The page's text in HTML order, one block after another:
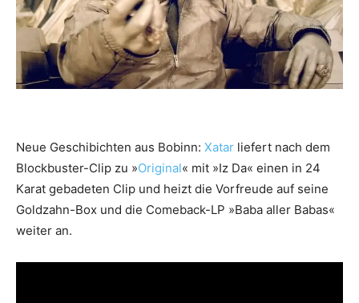
Neue Geschibichten aus Bobinn: Xatar liefert nach dem
Blockbuster-Clip zu »Original« mit »Iz Da« einen in 24
Karat gebadeten Clip und heizt die Vorfreude auf seine
Goldzahn-Box und die Comeback-LP »Baba aller Babas«
weiter an.